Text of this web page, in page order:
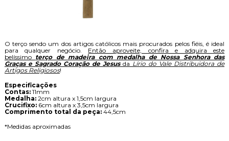
O terço sendo um dos artigos católicos mais procurados pelos fiéis, é ideal
para qualquer negócio. Então aproveite, confira e adquira este
belíssimo terço de madeira com medalha de Nossa Senhora das
Graças e Sagrado Coração de Jesusda Lírio do Vale Distribuidora de
Artigos Religiosos!
Especificações
Contas:11mm
Medalha:2cm altura x 1,5cm largura
Crucifixo:6cm altura x 3,5cm largura
Comprimento total da peça:44,5cm
*Medidas aproximadas